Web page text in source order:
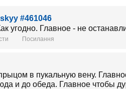
#461046
угодно. Главное - не
Посилання
в пукальную вену.
и до обеда. Главное чтобы